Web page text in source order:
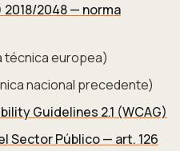
2048 — norma
técnica europea)
nacional precedente)
Guidelines 2.1 (WCAG)
Sector Público — art. 126